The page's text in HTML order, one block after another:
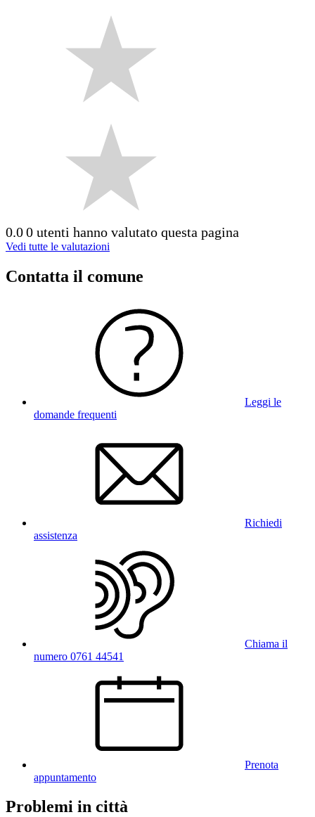
0.00 utenti hanno valutato questa pagina
Vedi tutte le valutazioni
Contatta il comune
Leggi le
domande frequenti
Richiedi
assistenza
Chiama il
numero 0761 44541
Prenota
appuntamento
Problemi in città